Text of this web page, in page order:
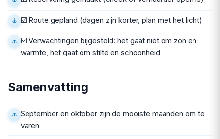
☑️ Route gepland (dagen zijn korter, plan met het licht)
☑️ Verwachtingen bijgesteld: het gaat niet om zon en
warmte, het gaat om stilte en schoonheid
Samenvatting
September en oktober zijn de mooiste maanden om te
varen